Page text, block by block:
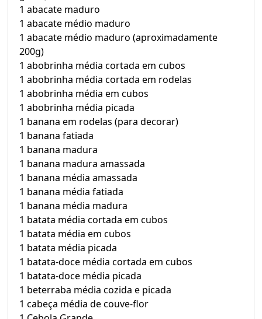
1 abacate maduro
1 abacate médio maduro
1 abacate médio maduro (aproximadamente
200g)
1 abobrinha média cortada em cubos
1 abobrinha média cortada em rodelas
1 abobrinha média em cubos
1 abobrinha média picada
1 banana em rodelas (para decorar)
1 banana fatiada
1 banana madura
1 banana madura amassada
1 banana média amassada
1 banana média fatiada
1 banana média madura
1 batata média cortada em cubos
1 batata média em cubos
1 batata média picada
1 batata-doce média cortada em cubos
1 batata-doce média picada
1 beterraba média cozida e picada
1 cabeça média de couve-flor